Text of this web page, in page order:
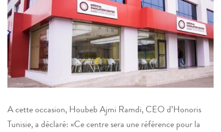
A cette occasion, Houbeb Ajmi Ramdi, CEO d’Honoris
Tunisie, a déclaré: «Ce centre sera une référence pour la